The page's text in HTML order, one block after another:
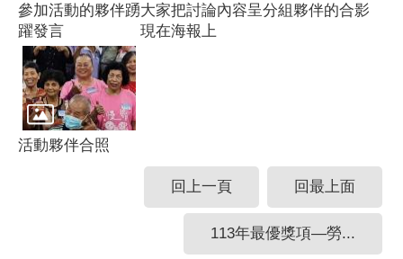
參加活動的夥伴踴
躍發言
大家把討論內容呈
現在海報上
分組夥伴的合影
活動夥伴合照
回上一頁 回最上面
113年最優獎項—勞...